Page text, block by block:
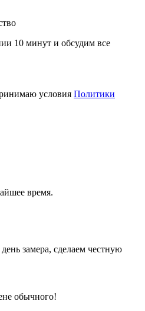
10 минут и обсудим все
условия Политики
время.
замера, сделаем честную
обычного!